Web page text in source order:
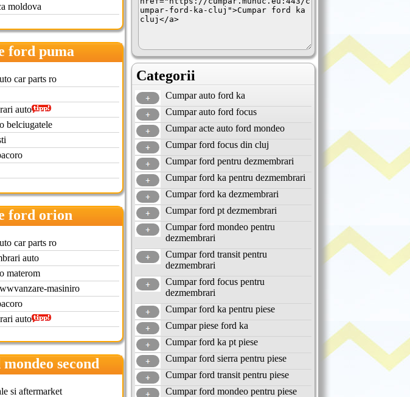
moldova
ford puma
car parts ro
auto
belciugatele
ford orion
car parts ro
auto
materom
masiniro
auto
second
si aftermarket
Categorii
Cumpar auto ford ka
Cumpar auto ford focus
Cumpar acte auto ford mondeo
Cumpar ford focus din cluj
Cumpar ford pentru dezmembrari
Cumpar ford ka pentru dezmembrari
Cumpar ford ka dezmembrari
Cumpar ford pt dezmembrari
Cumpar ford mondeo pentru
dezmembrari
Cumpar ford transit pentru
dezmembrari
Cumpar ford focus pentru
dezmembrari
Cumpar ford ka pentru piese
Cumpar piese ford ka
Cumpar ford ka pt piese
Cumpar ford sierra pentru piese
Cumpar ford transit pentru piese
Cumpar ford mondeo pentru piese